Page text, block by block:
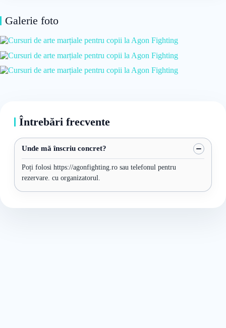
Galerie foto
Întrebări frecvente
Unde mă înscriu concret?
Poți folosi https://agonfighting.ro sau telefonul pentru
rezervare. cu organizatorul.